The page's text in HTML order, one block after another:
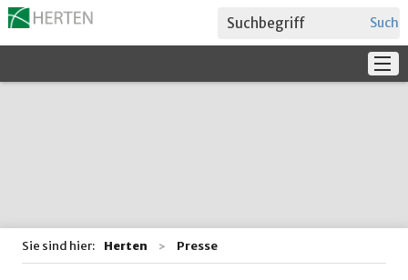
Sie sind hier: Herten Presse